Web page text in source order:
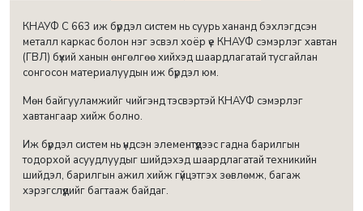
КНАУФ С 663 иж бүрдэл систем нь суурь хананд бэхлэгдсэн
металл каркас болон нэг эсвэл хоёр үе КНАУФ сэмэрлэг хавтан
(ГВЛ) бүхий ханын өнгөлгөө хийхэд шаардлагатай тусгайлан
сонгосон материалуудын иж бүрдэл юм.
Мөн байгууламжийг чийгэнд тэсвэртэй КНАУФ сэмэрлэг
хавтангаар хийж болно.
Иж бүрдэл систем нь үндсэн элементүүдээс гадна барилгын
тодорхой асуудлуудыг шийдэхэд шаардлагатай техникийн
шийдэл, барилгын ажил хийж гүйцэтгэх зөвлөмж, багаж
хэрэгслүүдийг багтааж байдаг.